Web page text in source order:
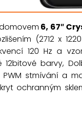
6, 67″
(2712 x
120 Hz a
barvy,
stmívání a
ochranným